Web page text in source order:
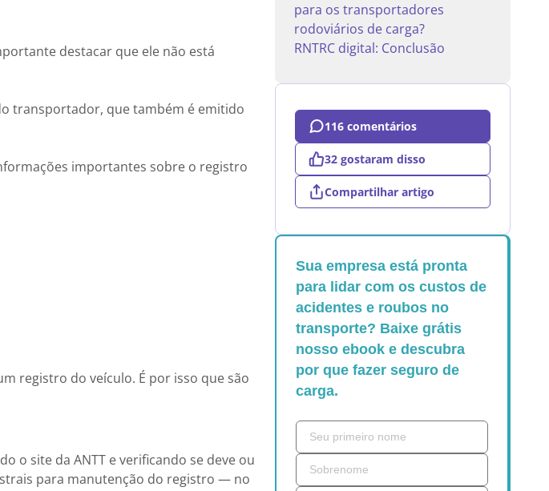
destacar que ele não está
transportador, que também é emitido
importantes sobre o registro
registro do veículo. É por isso que são
o site da ANTT e verificando se deve ou
para manutenção do registro — no
para os transportadores
rodoviários de carga?
RNTRC digital: Conclusão
116 comentários
32 gostaram disso
Compartilhar artigo
Sua empresa está pronta
para lidar com os custos de
acidentes e roubos no
transporte? Baixe grátis
nosso ebook e descubra
por que fazer seguro de
carga.